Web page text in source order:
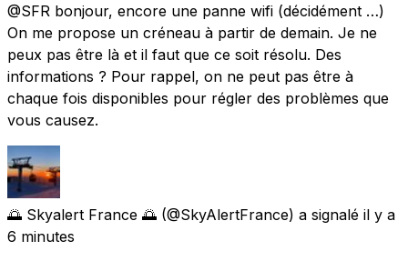
@SFR bonjour, encore une panne wifi (décidément …)
On me propose un créneau à partir de demain. Je ne
peux pas être là et il faut que ce soit résolu. Des
informations ? Pour rappel, on ne peut pas être à
chaque fois disponibles pour régler des problèmes que
vous causez.
🌅 Skyalert France 🌅 (@SkyAlertFrance) a signalé il y a
6 minutes